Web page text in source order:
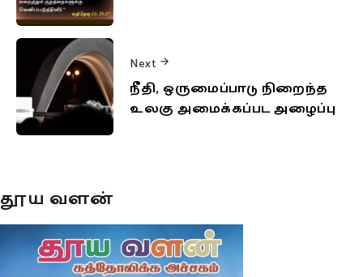
Next
நீதி, ஒருமைப்பாடு நிறைந்த
உலகு அமைக்கப்பட அழைப்பு
தூய வளன்